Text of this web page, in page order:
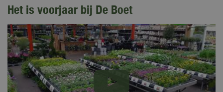
Het is voorjaar bij De Boet